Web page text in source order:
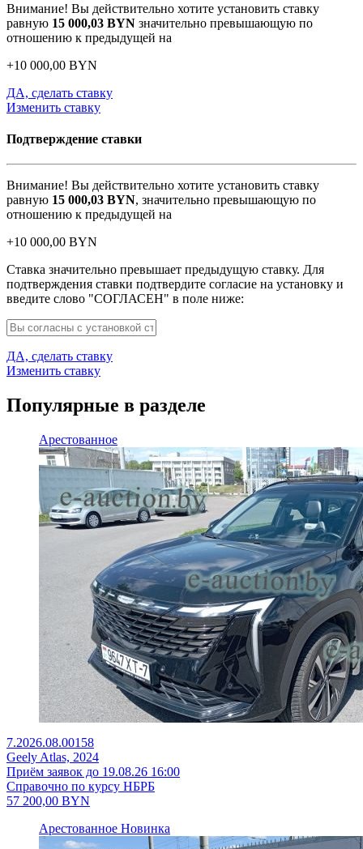
Внимание! Вы действительно хотите установить ставку
равную 15 000,03 BYN значительно превышающую по
отношению к предыдущей на
+10 000,00 BYN
ДА, сделать ставку
Изменить ставку
Подтверждение ставки
Внимание! Вы действительно хотите установить ставку
равную 15 000,03 BYN, значительно превышающую по
отношению к предыдущей на
+10 000,00 BYN
Ставка значительно превышает предыдущую ставку. Для
подтверждения ставки подтвердите согласие на установку и
введите слово "СОГЛАСЕН" в поле ниже:
ДА, сделать ставку
Изменить ставку
Популярные в разделе
Арестованное
7.2026.08.00158
Geely Atlas, 2024
Приём заявок до 19.08.26 16:00
Справочно по курсу НБРБ
57 200,00 BYN
Арестованное Новинка